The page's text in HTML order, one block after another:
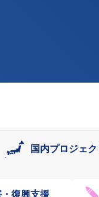
国内プロジェ
・復興支援